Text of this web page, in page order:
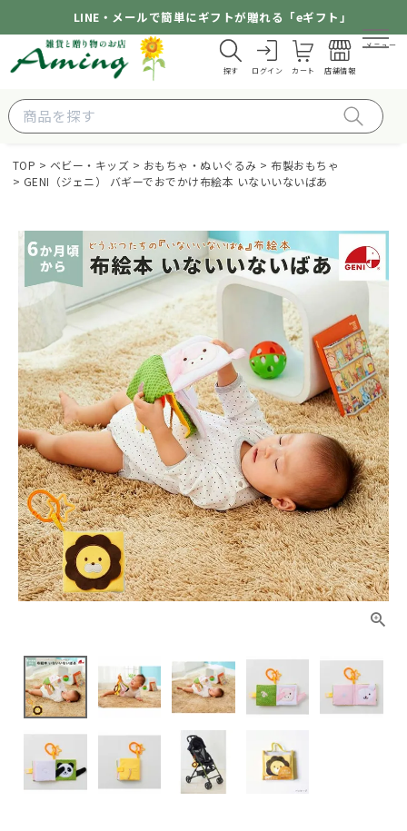
LINE・メールで簡単にギフトが贈れる「eギフト」
探す ログイン カート 店舗情報
メニュー
TOP ベビー・キッズ おもちゃ・ぬいぐるみ
布製おもちゃ
GENI（ジェニ） バギーでおでかけ布絵本 いないいないばあ